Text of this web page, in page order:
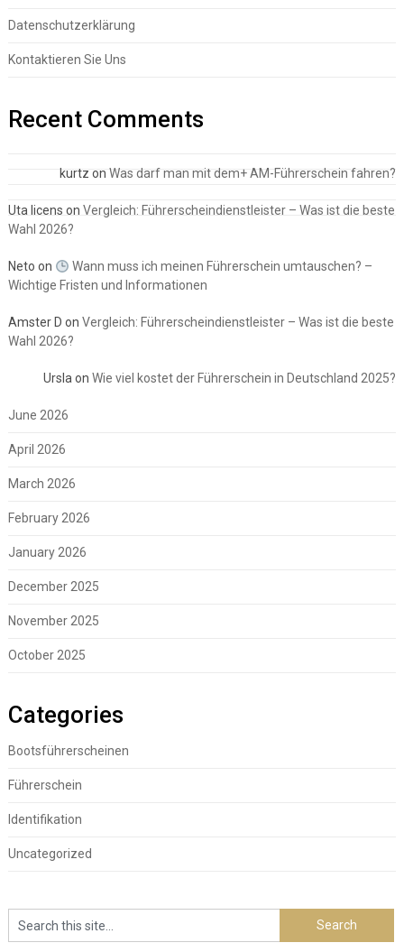
Datenschutzerklärung
Kontaktieren Sie Uns
Recent Comments
kurtz onWas darf man mit dem+ AM-Führerschein fahren?
Uta licens on Vergleich: Führerscheindienstleister – Was ist die beste
Wahl 2026?
Neto on
Wann muss ich meinen Führerschein umtauschen? –
Wichtige Fristen und Informationen
Amster D on Vergleich: Führerscheindienstleister – Was ist die beste
Wahl 2026?
UrslaonWie viel kostet der Führerschein in Deutschland 2025?
June 2026
April 2026
March 2026
February 2026
January 2026
December 2025
November 2025
October 2025
Categories
Bootsführerscheinen
Führerschein
Identifikation
Uncategorized